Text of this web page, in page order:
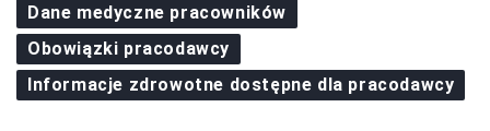
Dane medyczne pracowników
Obowiązki pracodawcy
Informacje zdrowotne dostępne dla pracodawcy